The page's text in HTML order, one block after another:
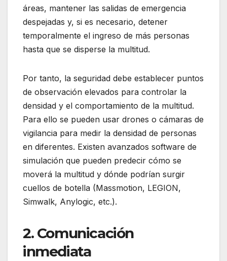
áreas, mantener las salidas de emergencia
despejadas y, si es necesario, detener
temporalmente el ingreso de más personas
hasta que se disperse la multitud.
Por tanto, la seguridad debe establecer puntos
de observación elevados para controlar la
densidad y el comportamiento de la multitud.
Para ello se pueden usar drones o cámaras de
vigilancia para medir la densidad de personas
en diferentes. Existen avanzados software de
simulación que pueden predecir cómo se
moverá la multitud y dónde podrían surgir
cuellos de botella (Massmotion, LEGION,
Simwalk, Anylogic, etc.).
2. Comunicación
inmediata